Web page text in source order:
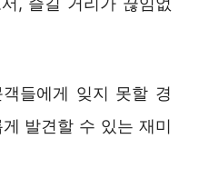
들에게 잊지 못할 경
발견할 수 있는 재미